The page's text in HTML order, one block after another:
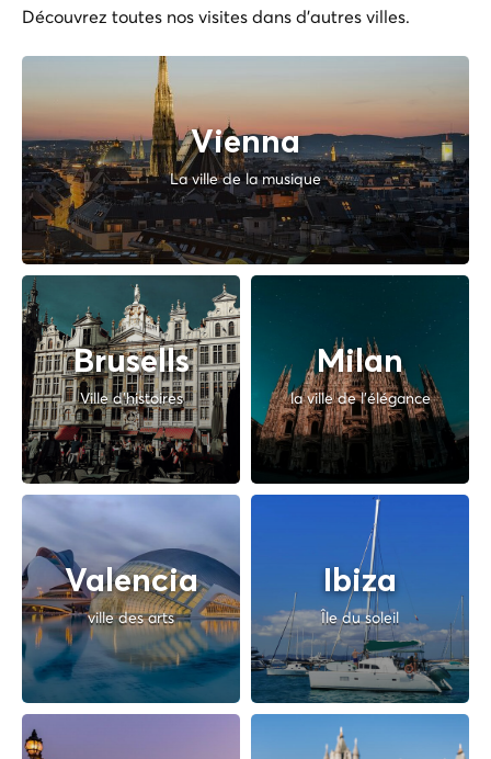
Découvrez toutes nos visites dans d'autres villes.
Vienna
La ville de la musique
Brusells
Ville d'histoires
Milan
la ville de l'élégance
Valencia
ville des arts
Ibiza
Île du soleil